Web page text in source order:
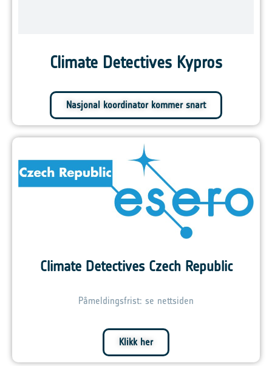
Climate Detectives Kypros
Nasjonal koordinator kommer snart
Climate Detectives Czech Republic
Påmeldingsfrist: se nettsiden
Klikk her